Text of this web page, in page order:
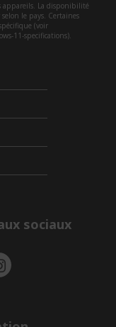
appareils. La disponibilité
le pays. Certaines
(voir
11-specifications).
sociaux